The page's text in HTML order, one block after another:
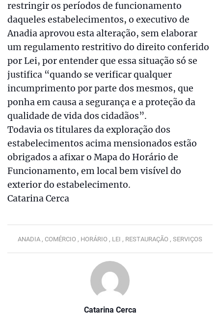
Catarina Cerca
restringir os períodos de funcionamento
daqueles estabelecimentos, o executivo de
Anadia aprovou esta alteração, sem elaborar
um regulamento restritivo do direito conferido
por Lei, por entender que essa situação só se
justifica “quando se verificar qualquer
incumprimento por parte dos mesmos, que
ponha em causa a segurança e a proteção da
qualidade de vida dos cidadãos”.
Todavia os titulares da exploração dos
estabelecimentos acima mensionados estão
obrigados a afixar o Mapa do Horário de
Funcionamento, em local bem visível do
exterior do estabelecimento.
Catarina Cerca
ANADIA , COMÉRCIO , HORÁRIO , LEI , RESTAURAÇÃO , SERVIÇOS